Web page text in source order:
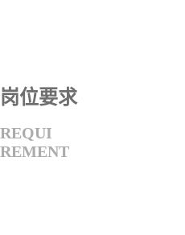
岗位要求
REQUI
REMENT